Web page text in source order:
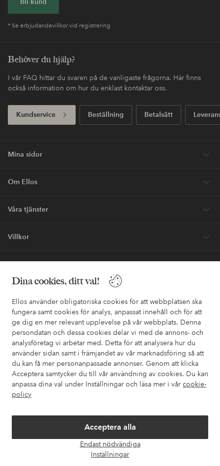
Dina cookies, ditt val!
Ellos använder obligatoriska cookies för att webbplatsen ska
fungera samt cookies för analys, anpassat innehåll och för att
ge dig en mer relevant upplevelse på vår webbplats. Denna
persondatan och dessa cookies delar vi med de annons- och
analysföretag vi arbetar med. Detta för att analysera hur du
använder sidan samt i främjandet av vår marknadsföring så att
du kan få mer personanpassade annonser. Genom att klicka
Acceptera samtycker du till vår användning av cookies. Du kan
anpassa dina val under Inställningar och läsa mer i vår cookie-
policy
Acceptera alla
Endast nödvändiga
Inställningar
* Se erbjudandevillkor vid registrering
Behöver du hjälp?
I vår FAQ hittar du svaren på de vanligaste frågorna. Här finns
också information om hur du enklast kontaktar oss.
Kundservice Beställning Betalsätt
Mina sidor
Om Ellos
Våra tjänster
Villkor
Vänner
Säkra betalningar - Betala direkt eller dela upp
Vill du veta mer om våra betalalternativ?
elpy elpy
Facebook Instagram Pinterest
Youtube